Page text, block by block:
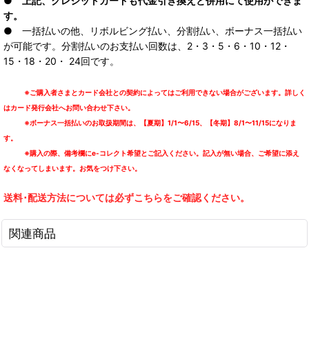
す。
● 一括払いの他、リボルビング払い、分割払い、ボーナス一括払い
が可能です。分割払いのお支払い回数は、2・3・5・6・10・12・
15・18・20・ 24回です。
※ご購入者さまとカード会社との契約によってはご利用できない場合がございます。詳しく
はカード発行会社へお問い合わせ下さい。
※ボーナス一括払いのお取扱期間は、【夏期】1/1〜6/15、【冬期】8/1〜11/15になりま
す。
※購入の際、備考欄にe-コレクト希望とご記入ください。記入が無い場合、ご希望に添え
なくなってしまいます。お気をつけ下さい。
送料･配送方法については必ずこちらをご確認ください。
関連商品